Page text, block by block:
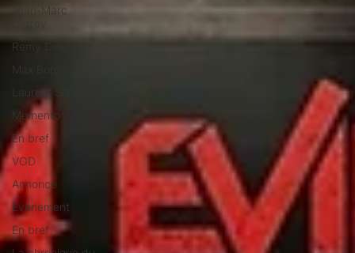
Jean-Marc
Remy Dewarrat
Max Borg
Laurent Scherlen
Memento
En bref
VOD
Annonce
Evénement
En bref